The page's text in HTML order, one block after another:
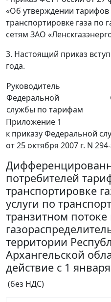
«Об утверждении тарифов
транспортировке газа по
сетям ЗАО
3. Настоящий приказ
года.
Руководитель
Федеральной
службы по тарифам
Приложение 1
к приказу Федеральной
от 25 октября 2007 г. N
потребителей
транспортировке
услуги по
транзитном потоке
территории
Архангельской
действие с 1
(без НДС)